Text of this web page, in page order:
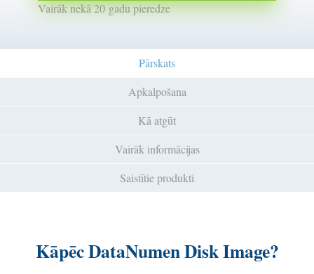
Vairāk nekā 20 gadu pieredze
Pārskats
Apkalpošana
Kā atgūt
Vairāk informācijas
Saistītie produkti
Kāpēc DataNumen Disk Image?